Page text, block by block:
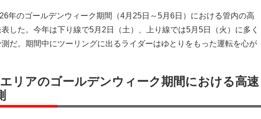
年のゴールデンウィーク期間（4月25日～5月6日）における管内の高
した。今年は下り線で5月2日（土）、上り線では5月5日（火）に多く
だ。期間中にツーリングに出るライダーはゆとりをもった運転を心が
リアのゴールデンウィーク期間における高速